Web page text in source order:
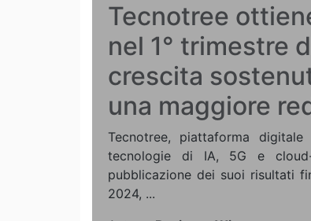
Tecnotree
nel 1° trimestre
crescita
una maggiore
Tecnotree, piattaforma
tecnologie di IA, 5G e
pubblicazione dei suoi risultati
2024, ...